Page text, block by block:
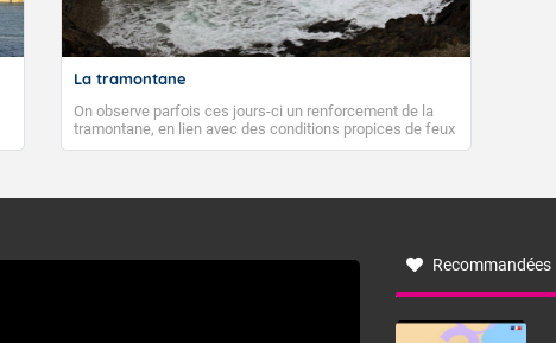
La tramontane
On observe parfois ces jours-ci un renforcement de la
tramontane, en lien avec des conditions propices de feux
de forêt. Mais qu'est-ce que la tramontane ? Quelles sont
à nord-ouest, dans un secteur qui part du Roussillon à la
monts, en allusion aux régions montagneuses d’où
Recommandées